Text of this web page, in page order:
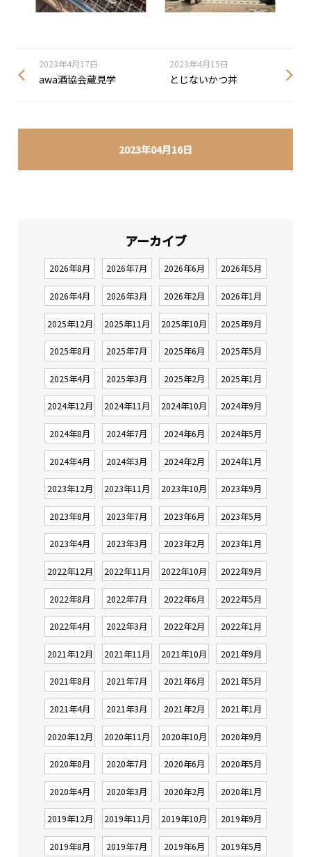
2023年04月16日
2023年4月17日
awa酒協会蔵見学
2023年4月15日
とじないかつ丼
アーカイブ
2026年8月 2026年7月 2026年6月 2026年5月
2026年4月 2026年3月 2026年2月 2026年1月
2025年12月 2025年11月 2025年10月 2025年9月
2025年8月 2025年7月 2025年6月 2025年5月
2025年4月 2025年3月 2025年2月 2025年1月
2024年12月 2024年11月 2024年10月 2024年9月
2024年8月 2024年7月 2024年6月 2024年5月
2024年4月 2024年3月 2024年2月 2024年1月
2023年12月 2023年11月 2023年10月 2023年9月
2023年8月 2023年7月 2023年6月 2023年5月
2023年4月 2023年3月 2023年2月 2023年1月
2022年12月 2022年11月 2022年10月 2022年9月
2022年8月 2022年7月 2022年6月 2022年5月
2022年4月 2022年3月 2022年2月 2022年1月
2021年12月 2021年11月 2021年10月 2021年9月
2021年8月 2021年7月 2021年6月 2021年5月
2021年4月 2021年3月 2021年2月 2021年1月
2020年12月 2020年11月 2020年10月 2020年9月
2020年8月 2020年7月 2020年6月 2020年5月
2020年4月 2020年3月 2020年2月 2020年1月
2019年12月 2019年11月 2019年10月 2019年9月
2019年8月 2019年7月 2019年6月 2019年5月